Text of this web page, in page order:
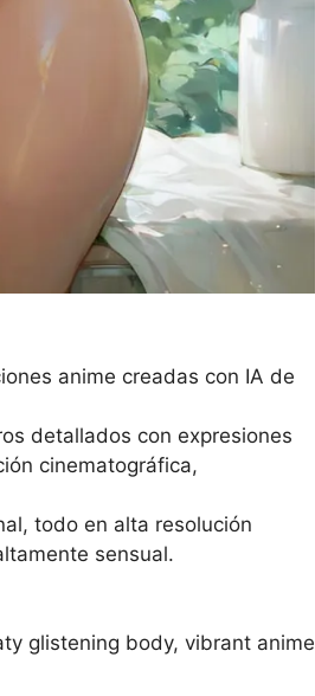
anime creadas con IA de
detallados con expresiones
cinematográfica,
todo en alta resolución
sensual.
glistening body, vibrant anime